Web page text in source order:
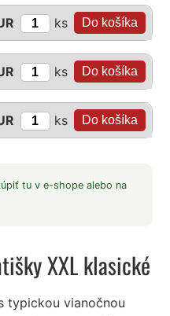
ks
ks
ks
tu v e-shope alebo na
XXL klasické
typickou vianočnou